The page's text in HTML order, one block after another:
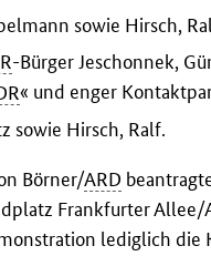
sowie Hirsch,
-Bürger Jeschonnek,
« und enger
sowie Hirsch, Ralf.
Börner/ARD
Frankfurter
lediglich